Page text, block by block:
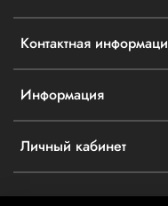
Контактная
Информация
Личный кабинет